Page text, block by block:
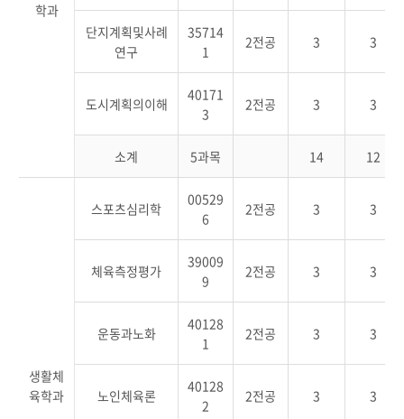
학과
단지계획및사례
연구
35714
1
2전공 3 3
도시계획의이해
40171
3
2전공 3 3
소계 5과목 14 12
생활체
육학과
스포츠심리학
00529
6
2전공 3 3
체육측정평가
39009
9
2전공 3 3
운동과노화
40128
1
2전공 3 3
노인체육론
40128
2
2전공 3 3